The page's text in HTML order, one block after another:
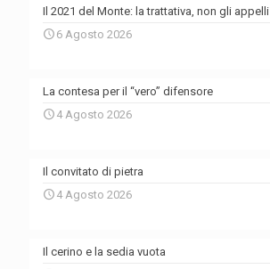
Il 2021 del Monte: la trattativa, non gli appelli
6 Agosto 2026
La contesa per il “vero” difensore
4 Agosto 2026
Il convitato di pietra
4 Agosto 2026
Il cerino e la sedia vuota